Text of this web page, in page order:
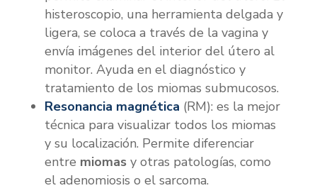
histeroscopio, una herramienta delgada y
ligera, se coloca a través de la vagina y
envía imágenes del interior del útero al
monitor. Ayuda en el diagnóstico y
tratamiento de los miomas submucosos.
Resonancia magnética (RM): es la mejor
técnica para visualizar todos los miomas
y su localización. Permite diferenciar
entre miomasy otras patologías, como
el adenomiosis o el sarcoma.